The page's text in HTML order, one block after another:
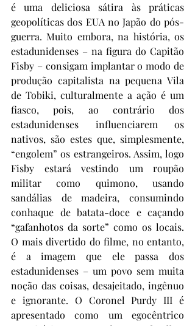
é uma deliciosa sátira às práticas
geopolíticas dos EUA no Japão do pós-
guerra. Muito embora, na história, os
estadunidenses – na figura do Capitão
Fisby – consigam implantar o modo de
produção capitalista na pequena Vila
de Tobiki, culturalmente a ação é um
fiasco, pois, ao contrário dos
estadunidenses influenciarem os
nativos, são estes que, simplesmente,
“engolem” os estrangeiros. Assim, logo
Fisby estará vestindo um roupão
militar como quimono, usando
sandálias de madeira, consumindo
conhaque de batata-doce e caçando
“gafanhotos da sorte” como os locais.
O mais divertido do filme, no entanto,
é a imagem que ele passa dos
estadunidenses – um povo sem muita
noção das coisas, desajeitado, ingênuo
e ignorante. O Coronel Purdy III é
apresentado como um egocêntrico